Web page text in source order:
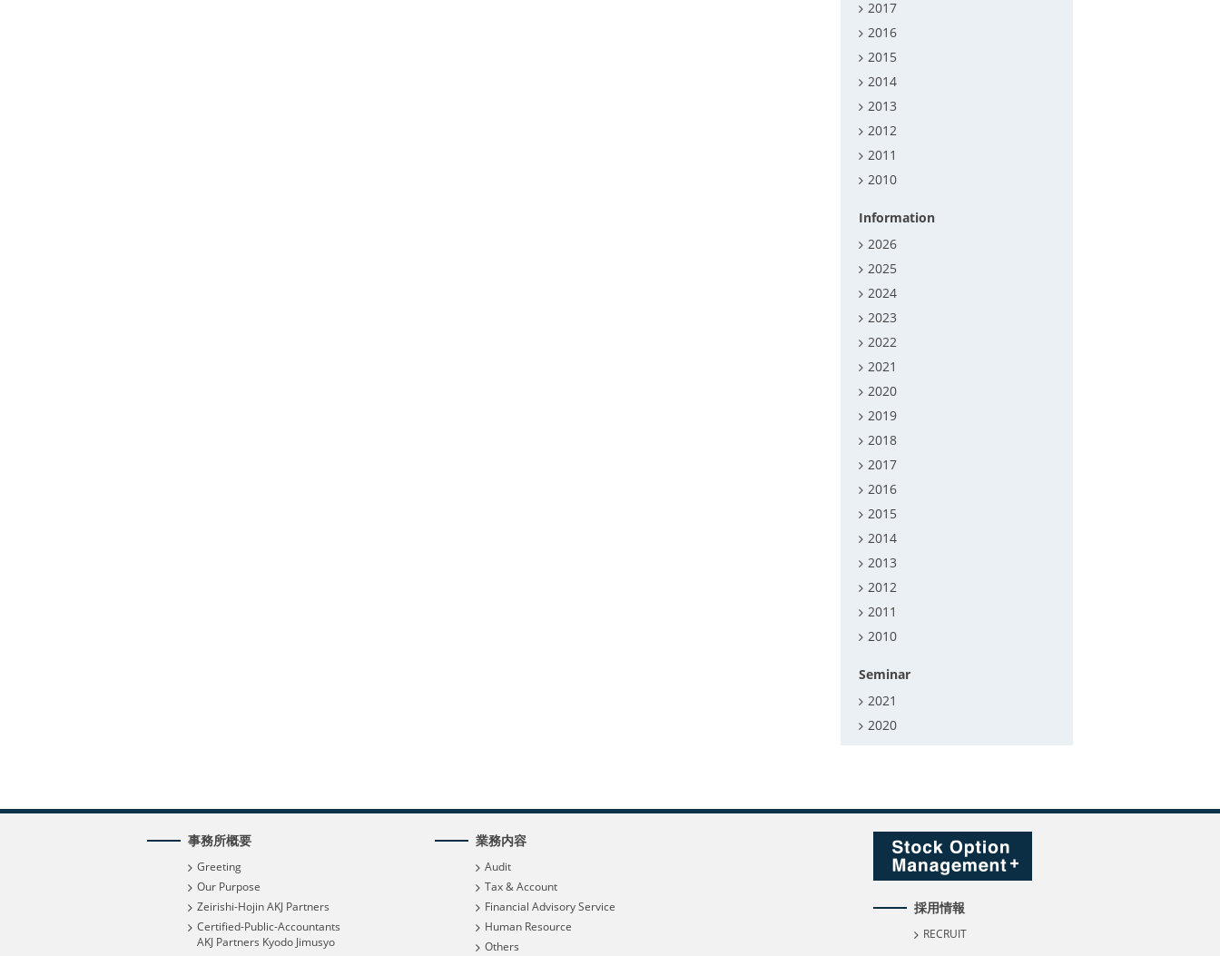
2017
2016
2015
2014
2013
2012
2011
2010
Information
2026
2025
2024
2023
2022
2021
2020
2019
2018
2017
2016
2015
2014
2013
2012
2011
2010
Seminar
2021
2020
事務所概要
Greeting
Our Purpose
Zeirishi-Hojin AKJ Partners
Certified-Public-Accountants
AKJ Partners Kyodo Jimusyo
業務内容
Audit
Tax & Account
Financial Advisory Service
Human Resource
Others
採用情報
RECRUIT